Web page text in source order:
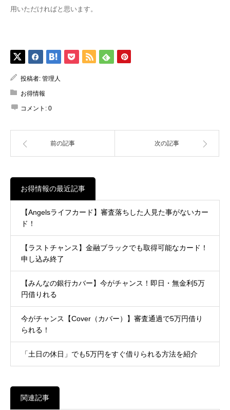
用いただければと思います。
投稿者: 管理人
お得情報
コメント: 0
前の記事 次の記事
お得情報の最近記事
【Angelsライフカード】審査落ちした人見た事がないカー
ド！
【ラストチャンス】金融ブラックでも取得可能なカード！
申し込み終了
【みんなの銀行カバー】今がチャンス！即日・無金利5万
円借りれる
今がチャンス【Cover（カバー）】審査通過で5万円借り
られる！
「土日の休日」でも5万円をすぐ借りられる方法を紹介
関連記事